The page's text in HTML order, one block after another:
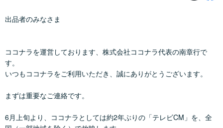
出品者のみなさま
ココナラを運営しております、株式会社ココナラ代表の南章行で
す。
いつもココナラをご利用いただき、誠にありがとうございます。
まずは重要なご連絡です。
6月上旬より、ココナラとしては約2年ぶりの「テレビCM」を、全